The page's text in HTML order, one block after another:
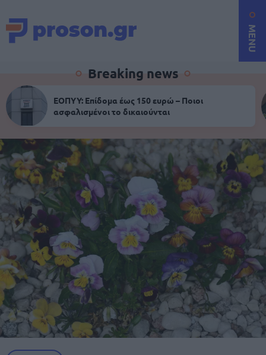
MENU
Breaking news
ΕΟΠΥΥ: Επίδομα έως 150 ευρώ – Ποιοι
ασφαλισμένοι το δικαιούνται